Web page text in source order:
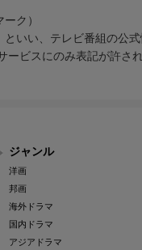
ク）
といい、テレビ番組の公
ービスにのみ表記が許さ
ジャンル
洋画
邦画
海外ドラマ
国内ドラマ
アジアドラマ